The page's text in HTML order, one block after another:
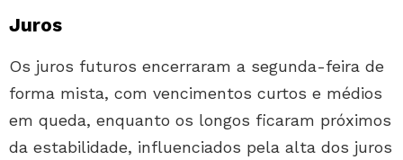
Juros
Os juros futuros encerraram a segunda-feira de
forma mista, com vencimentos curtos e médios
em queda, enquanto os longos ficaram próximos
da estabilidade, influenciados pela alta dos juros